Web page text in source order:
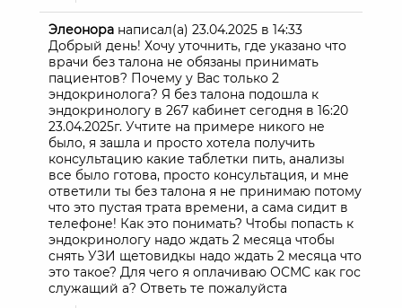
Элеонора написал(а) 23.04.2025 в 14:33
Добрый день! Хочу уточнить, где указано что
врачи без талона не обязаны принимать
пациентов? Почему у Вас только 2
эндокринолога? Я без талона подошла к
эндокринологу в 267 кабинет сегодня в 16:20
23.04.2025г. Учтите на примере никого не
было, я зашла и просто хотела получить
консультацию какие таблетки пить, анализы
все было готова, просто консультация, и мне
ответили ты без талона я не принимаю потому
что это пустая трата времени, а сама сидит в
телефоне! Как это понимать? Чтобы попасть к
эндокринологу надо ждать 2 месяца чтобы
снять УЗИ щетовидкы надо ждать 2 месяца что
это такое? Для чего я оплачиваю ОСМС как гос
служащий а? Ответь те пожалуйста